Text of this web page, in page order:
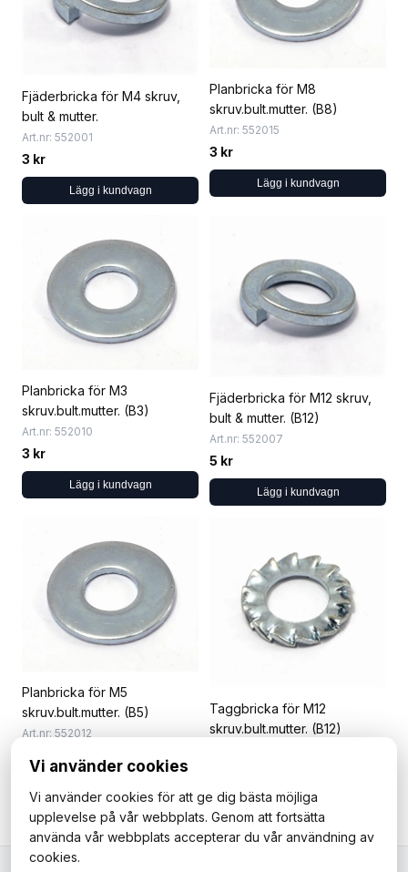
Fjäderbricka för M4 skruv,
bult & mutter.
Art.nr: 552001
3 kr
Lägg i kundvagn
Planbricka för M8
skruv.bult.mutter. (B8)
Art.nr: 552015
3 kr
Lägg i kundvagn
Planbricka för M3
skruv.bult.mutter. (B3)
Art.nr: 552010
3 kr
Lägg i kundvagn
Fjäderbricka för M12 skruv,
bult & mutter. (B12)
Art.nr: 552007
5 kr
Lägg i kundvagn
Planbricka för M5
skruv.bult.mutter. (B5)
Art.nr: 552012
Taggbricka för M12
skruv.bult.mutter. (B12)
Lägg i kundvagn
Vi använder cookies
Vi använder cookies för att ge dig bästa möjliga
upplevelse på vår webbplats. Genom att fortsätta
använda vår webbplats accepterar du vår användning av
cookies.